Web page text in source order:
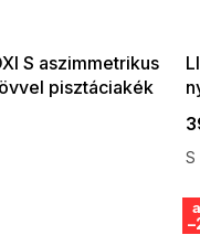
S aszimmetrikus
pisztáciakék
S